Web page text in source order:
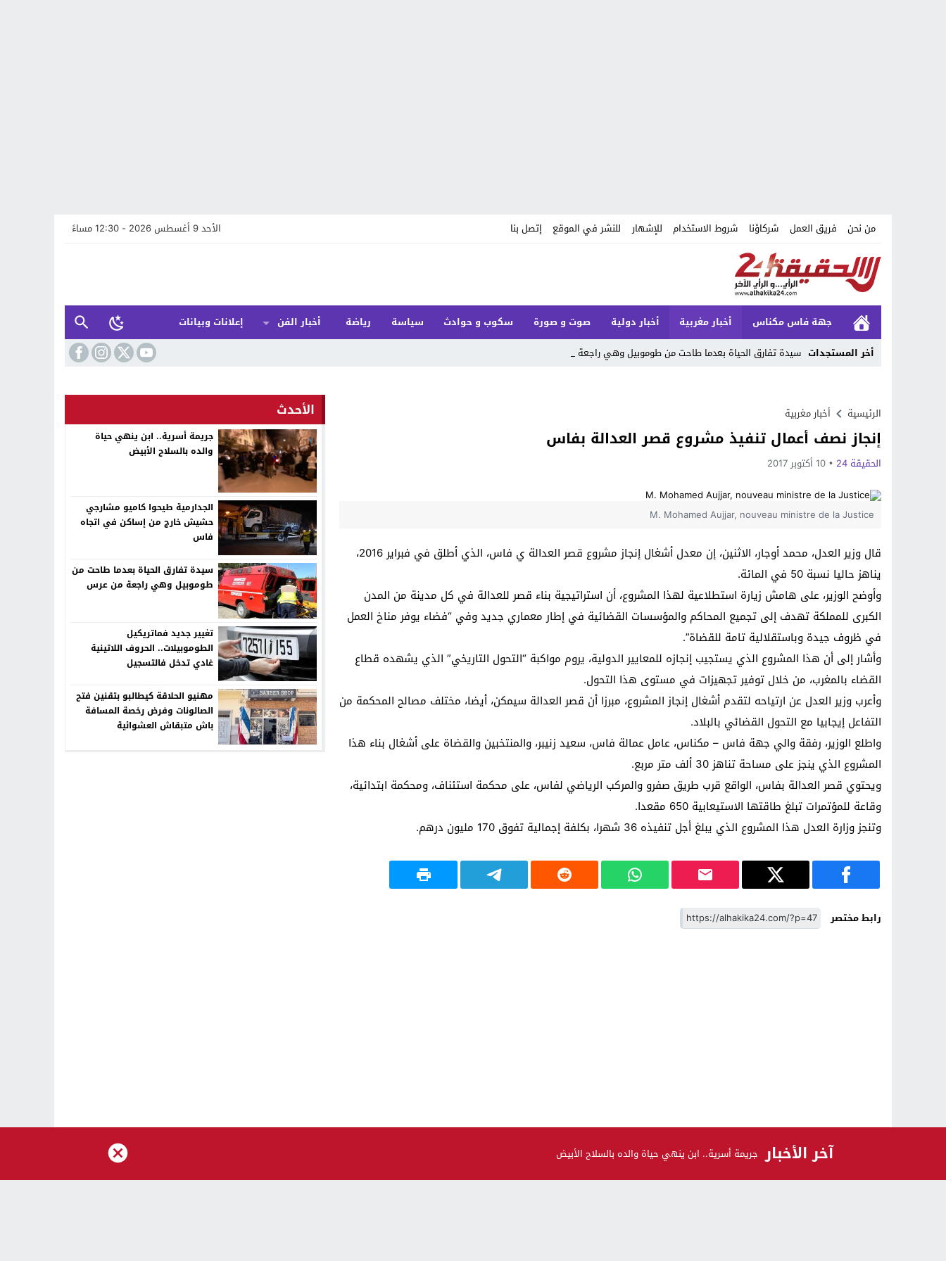
من نحن فريق العمل شركاؤنا شروط الاستخدام للإشهار للنشر في الموقع إتصل بنا الأحد 9 أغسطس 2026 - 12:30 مساءً
جهة فاس مكناس أخبار مغربية أخبار دولية صوت و صورة سكوب و حوادث سياسة رياضة أخبار الفن
إعلانات وبيانات
أخر المستجدات سيدة تفارق الحياة بعدما طاحت من طوموبيل وهي راجعة من ع_
Previous
Next
الرئيسية أخبار مغربية
إنجاز نصف أعمال تنفيذ مشروع قصر العدالة بفاس
الحقيقة 24 10 أكتوبر 2017
M. Mohamed Aujjar, nouveau ministre de la Justice
قال وزير العدل، محمد أوجار، الاثنين، إن معدل أشغال إنجاز مشروع قصر العدالة ي فاس، الذي أطلق في فبراير 2016،
يناهز حاليا نسبة 50 في المائة.
وأوضح الوزير، على هامش زيارة استطلاعية لهذا المشروع، أن استراتيجية بناء قصر للعدالة في كل مدينة من المدن
الكبرى للمملكة تهدف إلى تجميع المحاكم والمؤسسات القضائية في إطار معماري جديد وفي “فضاء يوفر مناخ العمل
في ظروف جيدة وباستقلالية تامة للقضاة”.
وأشار إلى أن هذا المشروع الذي يستجيب إنجازه للمعايير الدولية، يروم مواكبة “التحول التاريخي” الذي يشهده قطاع
القضاء بالمغرب، من خلال توفير تجهيزات في مستوى هذا التحول.
وأعرب وزير العدل عن ارتياحه لتقدم أشغال إنجاز المشروع، مبرزا أن قصر العدالة سيمكن، أيضا، مختلف مصالح المحكمة من
التفاعل إيجابيا مع التحول القضائي بالبلاد.
واطلع الوزير، رفقة والي جهة فاس – مكناس، عامل عمالة فاس، سعيد زنيبر، والمنتخبين والقضاة على أشغال بناء هذا
المشروع الذي ينجز على مساحة تناهز 30 ألف متر مربع.
ويحتوي قصر العدالة بفاس، الواقع قرب طريق صفرو والمركب الرياضي لفاس، على محكمة استئناف، ومحكمة ابتدائية،
وقاعة للمؤتمرات تبلغ طاقتها الاستيعابية 650 مقعدا.
وتنجز وزارة العدل هذا المشروع الذي يبلغ أجل تنفيذه 36 شهرا، بكلفة إجمالية تفوق 170 مليون درهم.
رابط مختصر
الأحدث
جريمة أسرية.. ابن ينهي حياة
والده بالسلاح الأبيض
الجدارمية طيحوا كاميو مشارجي
حشيش خارج من إساكن في اتجاه
فاس
سيدة تفارق الحياة بعدما طاحت من
طوموبيل وهي راجعة من عرس
تغيير جديد فماتريكيل
الطوموبيلات.. الحروف اللاتينية
غادي تدخل فالتسجيل
مهنيو الحلاقة كيطالبو بتقنين فتح
الصالونات وفرض رخصة المسافة
باش متبقاش العشوائية
آخر الأخبار جريمة أسرية.. ابن ينهي حياة والده بالسلاح الأبيض